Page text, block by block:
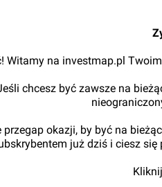
Witamy na investmap.pl
chcesz być zawsze na
przegap okazji, by być na
już dziś i ciesz się